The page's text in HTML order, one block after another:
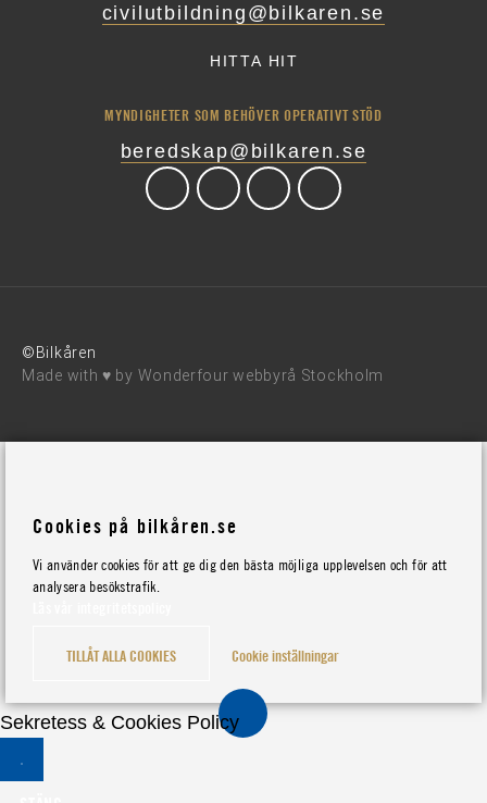
civilutbildning@bilkaren.se
HITTA HIT
MYNDIGHETER SOM BEHÖVER OPERATIVT STÖD
beredskap@bilkaren.se
©Bilkåren
Made with ♥ by Wonderfour webbyrå Stockholm
Cookies på bilkåren.se
Vi använder cookies för att ge dig den bästa möjliga upplevelsen och för att
analysera besökstrafik.
TILLÅT ALLA COOKIES Cookie inställningar
Sekretess & Cookies Policy